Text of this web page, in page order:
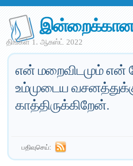
திங்கள் 1. ஆகஸ்ட் 2022
என் மறைவிடமும் என்
உம்முடைய
காத்திருக்கிறேன்.
பதிவுசெய்: